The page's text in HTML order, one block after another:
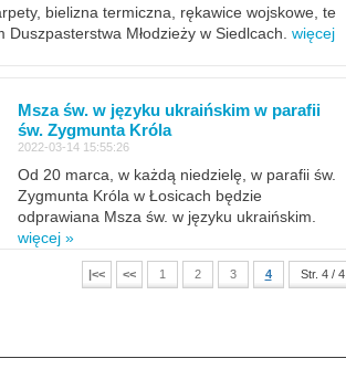
bielizna termiczna, rękawice wojskowe, te
Młodzieży w Siedlcach. więcej
Msza św. w języku ukraińskim w parafii
św. Zygmunta Króla
2022-03-14 15:55:26
Od 20 marca, w każdą niedzielę, w parafii św.
Zygmunta Króla w Łosicach będzie
odprawiana Msza św. w języku ukraińskim.
więcej »
|<< << 1 2 3 4 Str. 4 / 4